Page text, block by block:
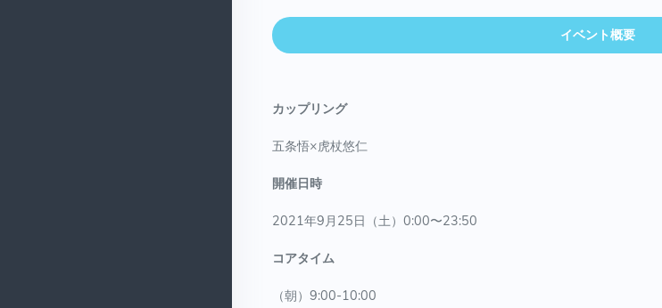
イベント概要
カップリング
五条悟×虎杖悠仁
開催日時
2021年9月25日（土）0:00〜23:50
コアタイム
（朝）9:00-10:00